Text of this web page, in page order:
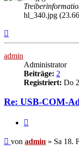
hl_340.jpg
admin
Administrator
Beiträge: 2
Registriert: Do
Re: USB-COM-
Beitrag
von admin » Sa 18.